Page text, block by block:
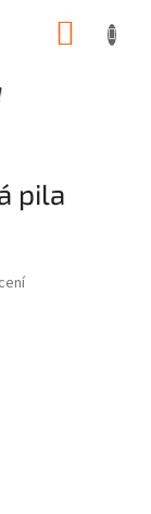
pila